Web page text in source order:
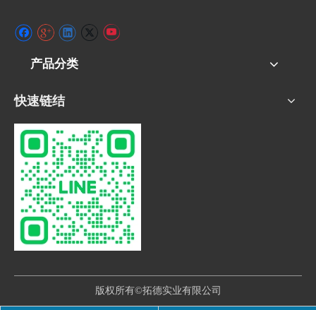
产品分类
快速链结
版权所有©拓德实业有限公司